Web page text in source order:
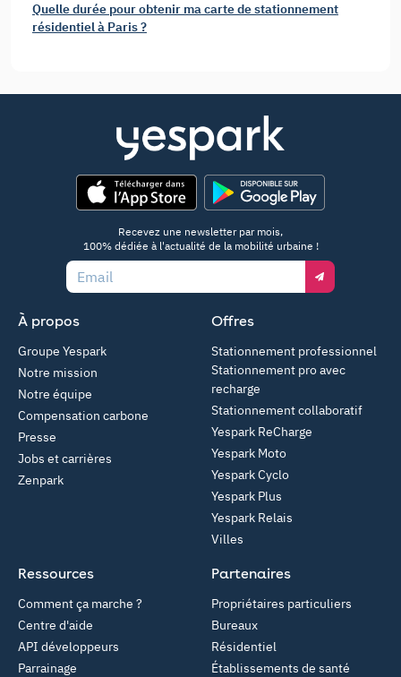
Quelle durée pour obtenir ma carte de stationnement
résidentiel à Paris ?
Recevez une newsletter par mois,
100% dédiée à l'actualité de la mobilité urbaine !
À propos
Groupe Yespark
Notre mission
Notre équipe
Compensation carbone
Presse
Jobs et carrières
Zenpark
Offres
Stationnement professionnel
Stationnement pro avec
recharge
Stationnement collaboratif
Yespark ReCharge
Yespark Moto
Yespark Cyclo
Yespark Plus
Yespark Relais
Villes
Partenaires
Propriétaires particuliers
Bureaux
Résidentiel
Établissements de santé
Ressources
Comment ça marche ?
Centre d'aide
API développeurs
Parrainage